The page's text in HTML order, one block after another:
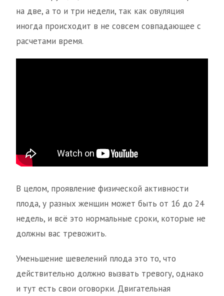
на две, а то и три недели, так как овуляция
иногда происходит в не совсем совпадающее с
расчетами время.
В целом, проявление физической активности
плода, у разных женщин может быть от 16 до 24
недель, и всё это нормальные сроки, которые не
должны вас тревожить.
Уменьшение шевелений плода это то, что
действительно должно вызвать тревогу, однако
и тут есть свои оговорки. Двигательная